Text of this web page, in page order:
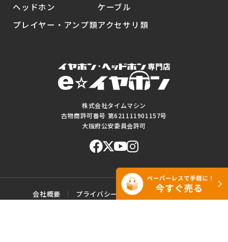
株式会社タイムマシン
古物商許可番号 第621111901157号
大阪府公安委員会許可
ヘッドホン
プレイヤー・アンプ類
ケーブル
アクセサリ類
会社概要 プライバシーポリシー
ご利用規約